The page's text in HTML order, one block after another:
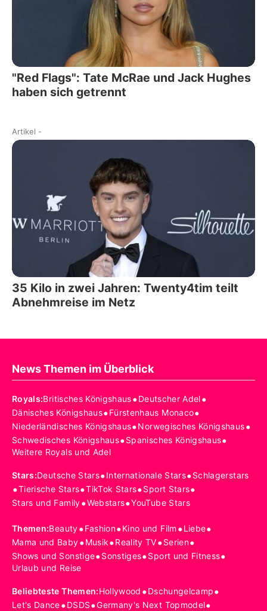
"Red Flags": Tate McRae und Jack Hughes
haben sich getrennt
Artikel -
35 Kilo in zwei Jahren: Twenty4tim teilt
Abnehmreise im Netz
News Themen im Überblick
Royals:Britisches Königshaus•Deutscher Adel•
Dänisches Königshaus•Fürstenhaus Monaco•
Niederländisches Königshaus•Norwegisches Königshaus•
Schwedisches Königshaus•Spanisches Königshaus•
Weitere Royals und Adel
Stars:Deutsche Stars•Internationale Stars•Schlagerstars
•Tierische Stars•TikTok Stars•Sport Stars•
Stars und Family•Webstars•YouTube Stars
Themen:Beauty•Fashion•Kino und Film •Liebe•
Mama und Baby•Musik•Reality TV•Serien•
Shows und Sonstige•Sonstiges•Sport und Fitness•
Urlaub und Reise
Beliebteste Themen:Hollywood •Dschungelcamp•
Let's Dance•DSDS•Germany's Next Topmodel•